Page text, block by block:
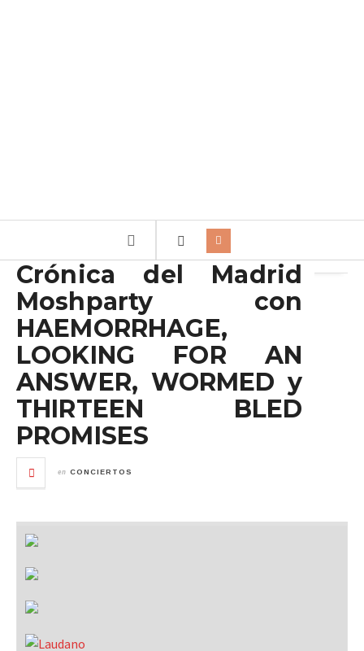
thirteen bled promises
Crónica del Madrid
Moshparty con
HAEMORRHAGE,
LOOKING FOR AN
ANSWER, WORMED y
THIRTEEN BLED
PROMISES
en CONCIERTOS